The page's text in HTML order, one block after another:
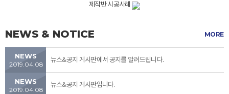
제작반 시공사례
NEWS & NOTICE MORE
NEWS
2019.04.08
뉴스&공지 게시판에서 공지를 알려드립니다.
NEWS
2019.04.08
뉴스&공지 게시판입니다.